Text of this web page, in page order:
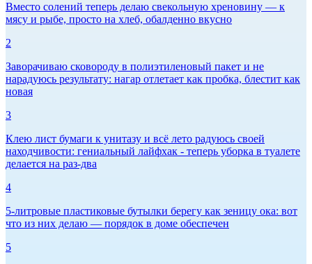
Вместо солений теперь делаю свекольную хреновину — к
мясу и рыбе, просто на хлеб, обалденно вкусно
2
Заворачиваю сковороду в полиэтиленовый пакет и не
нарадуюсь результату: нагар отлетает как пробка, блестит как
новая
3
Клею лист бумаги к унитазу и всё лето радуюсь своей
находчивости: гениальный лайфхак - теперь уборка в туалете
делается на раз-два
4
5-литровые пластиковые бутылки берегу как зеницу ока: вот
что из них делаю — порядок в доме обеспечен
5